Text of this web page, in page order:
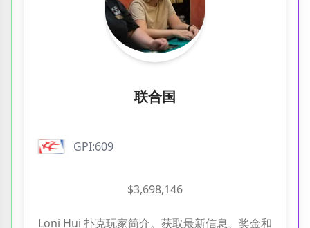
分类
标签
联合国
GPI:609
$3,698,146
Loni Hui 扑克玩家简介。获取最新信息、奖金和